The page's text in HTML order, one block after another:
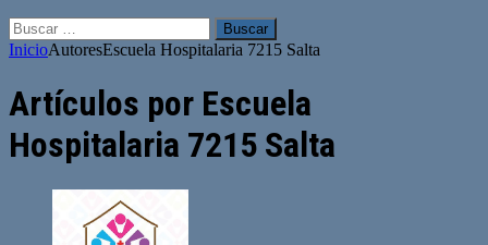
Buscar:
InicioAutoresEscuela Hospitalaria 7215 Salta
Artículos por Escuela
Hospitalaria 7215 Salta